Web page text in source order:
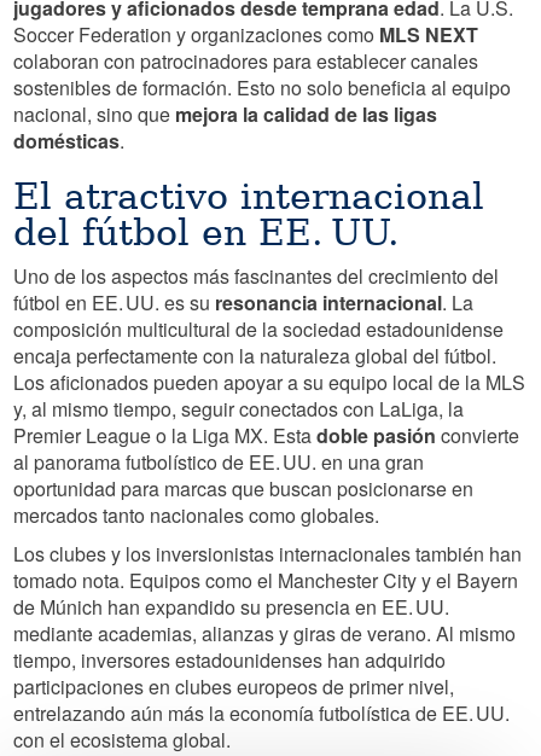
jugadores y aficionados desde temprana edad. La U.S.
Soccer Federation y organizaciones como MLS NEXT
colaboran con patrocinadores para establecer canales
sostenibles de formación. Esto no solo beneficia al equipo
nacional, sino que mejora la calidad de las ligas
domésticas.
El atractivo internacional
del fútbol en EE. UU.
Uno de los aspectos más fascinantes del crecimiento del
fútbol en EE. UU. es su resonancia internacional. La
composición multicultural de la sociedad estadounidense
encaja perfectamente con la naturaleza global del fútbol.
Los aficionados pueden apoyar a su equipo local de la MLS
y, al mismo tiempo, seguir conectados con LaLiga, la
Premier League o la Liga MX. Estadoble pasión convierte
al panorama futbolístico de EE. UU. en una gran
oportunidad para marcas que buscan posicionarse en
mercados tanto nacionales como globales.
Los clubes y los inversionistas internacionales también han
tomado nota. Equipos como el Manchester City y el Bayern
de Múnich han expandido su presencia en EE. UU.
mediante academias, alianzas y giras de verano. Al mismo
tiempo, inversores estadounidenses han adquirido
participaciones en clubes europeos de primer nivel,
entrelazando aún más la economía futbolística de EE. UU.
con el ecosistema global.